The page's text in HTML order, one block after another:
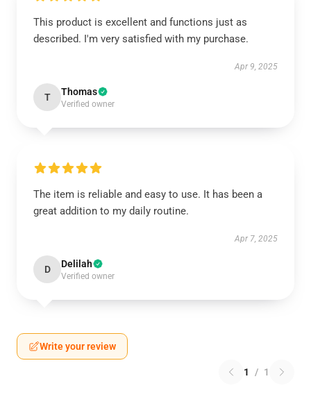
This product is excellent and functions just as
described. I'm very satisfied with my purchase.
Apr 9, 2025
T Thomas
Verified owner
The item is reliable and easy to use. It has been a
great addition to my daily routine.
Apr 7, 2025
D Delilah
Verified owner
Write your review
1 / 1